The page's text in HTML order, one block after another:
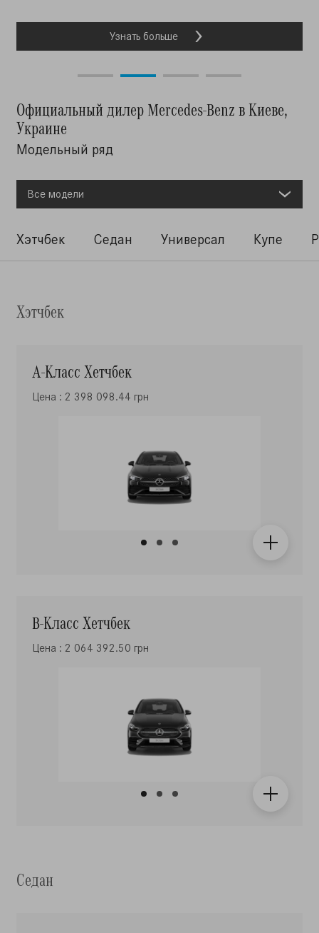
Узнать больше
Узнать больше
Узнать больше
Узнать больше
Официальный дилер Mercedes-Benz в Киеве,
Украине
Модельный ряд
Все модели
Хэтчбек Седан Универсал Купе
Хэтчбек
А-Класс Хетчбек
Цена : 2 398 098.44 грн
B-Класс Хетчбек
Цена : 2 064 392.50 грн
Седан